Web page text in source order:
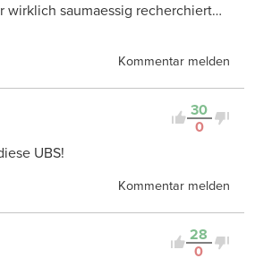
wirklich saumaessig recherchiert…
Kommentar melden
30
0
UBS!
Kommentar melden
28
0